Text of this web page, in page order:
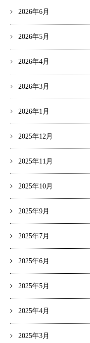
2026年6月
2026年5月
2026年4月
2026年3月
2026年1月
2025年12月
2025年11月
2025年10月
2025年9月
2025年7月
2025年6月
2025年5月
2025年4月
2025年3月